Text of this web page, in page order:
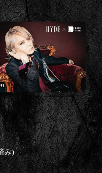
み)